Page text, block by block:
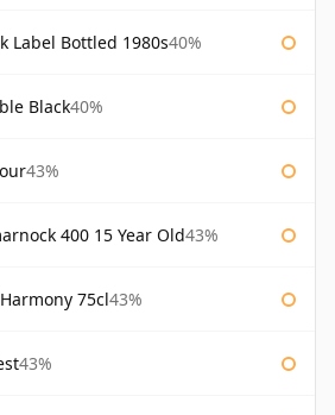
Label Bottled 1980s40%
Black40%
43%
400 15 Year Old43%
75cl43%
43%